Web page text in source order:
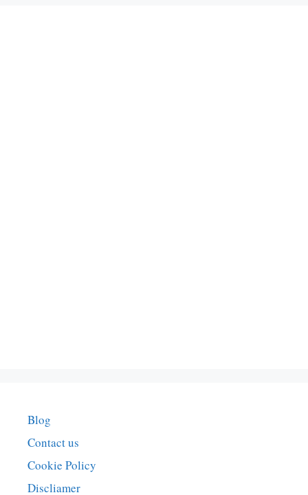
Blog
Contact us
Cookie Policy
Discliamer